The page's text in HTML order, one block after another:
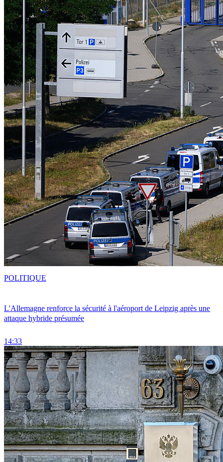
L'Allemagne renforce la sécurité à l'aéroport de Leipzig après une
attaque hybride présumée
14:33
POLITIQUE